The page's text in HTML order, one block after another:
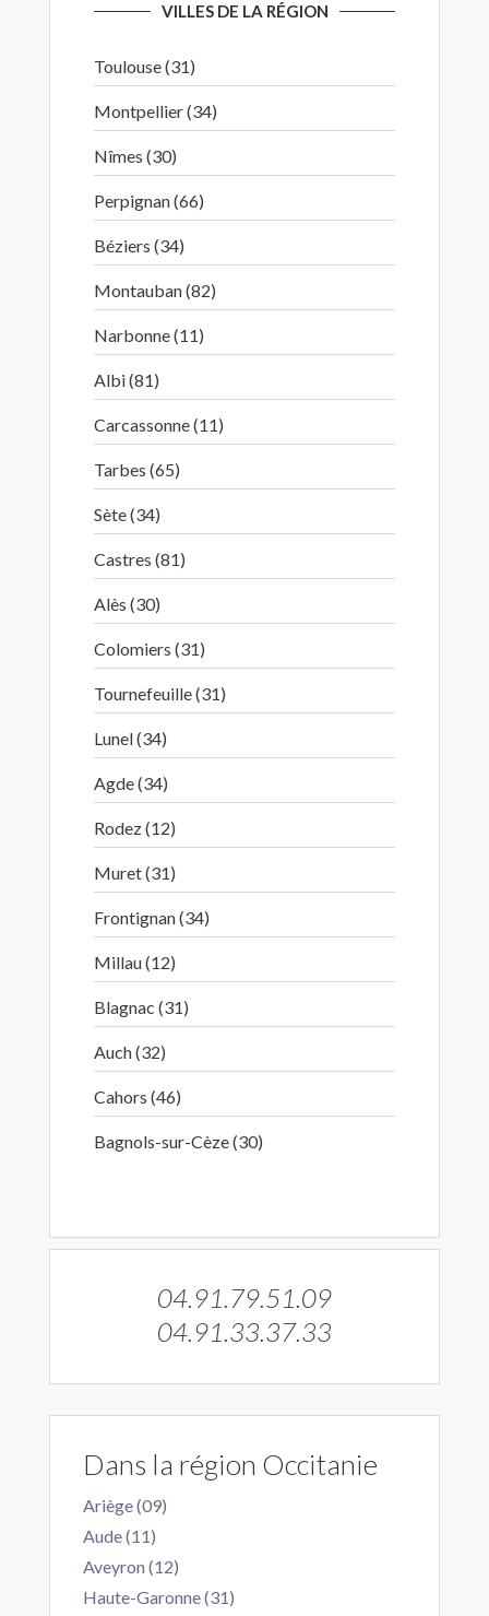
VILLES DE LA RÉGION
Toulouse (31)
Montpellier (34)
Nîmes (30)
Perpignan (66)
Béziers (34)
Montauban (82)
Narbonne (11)
Albi (81)
Carcassonne (11)
Tarbes (65)
Sète (34)
Castres (81)
Alès (30)
Colomiers (31)
Tournefeuille (31)
Lunel (34)
Agde (34)
Rodez (12)
Muret (31)
Frontignan (34)
Millau (12)
Blagnac (31)
Auch (32)
Cahors (46)
Bagnols-sur-Cèze (30)
04.91.79.51.09
04.91.33.37.33
Dans la région Occitanie
Ariège (09)
Aude (11)
Aveyron (12)
Haute-Garonne (31)